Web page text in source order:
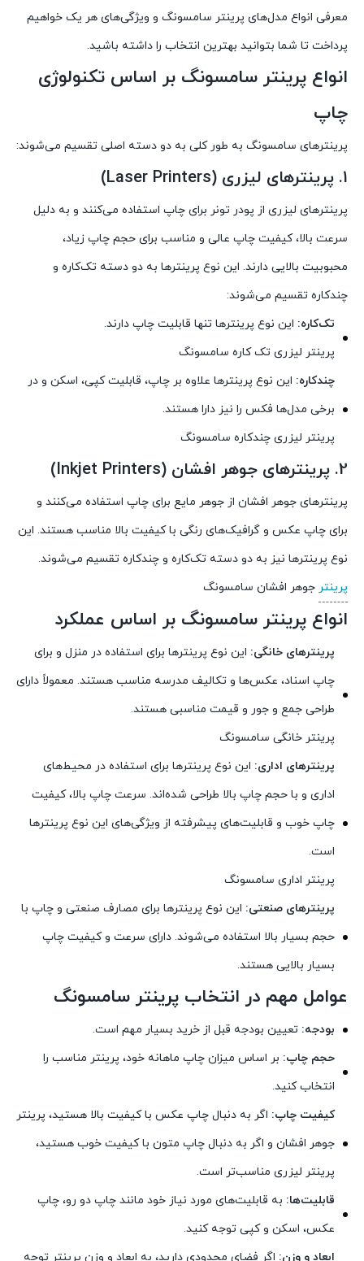
معرفی انواع مدل‌های پرینتر سامسونگ و ویژگی‌های هر یک خواهیم
پرداخت تا شما بتوانید بهترین انتخاب را داشته باشید.
انواع پرینتر سامسونگ بر اساس تکنولوژی
چاپ
پرینترهای سامسونگ به طور کلی به دو دسته اصلی تقسیم می‌شوند:
1. پرینترهای لیزری (Laser Printers)
پرینترهای لیزری از پودر تونر برای چاپ استفاده می‌کنند و به دلیل
سرعت بالا، کیفیت چاپ عالی و مناسب برای حجم چاپ زیاد،
محبوبیت بالایی دارند. این نوع پرینترها به دو دسته تک‌کاره و
چندکاره تقسیم می‌شوند:
تک‌کاره: این نوع پرینترها تنها قابلیت چاپ دارند.
پرینتر لیزری تک کاره سامسونگ
چندکاره: این نوع پرینترها علاوه بر چاپ، قابلیت کپی، اسکن و در
برخی مدل‌ها فکس را نیز دارا هستند.
پرینتر لیزری چندکاره سامسونگ
2. پرینترهای جوهر افشان (Inkjet Printers)
پرینترهای جوهر افشان از جوهر مایع برای چاپ استفاده می‌کنند و
برای چاپ عکس و گرافیک‌های رنگی با کیفیت بالا مناسب هستند. این
نوع پرینترها نیز به دو دسته تک‌کاره و چندکاره تقسیم می‌شوند.
پرینتر جوهر افشان سامسونگ
انواع پرینتر سامسونگ بر اساس عملکرد
پرینترهای خانگی: این نوع پرینترها برای استفاده در منزل و برای
چاپ اسناد، عکس‌ها و تکالیف مدرسه مناسب هستند. معمولاً دارای
طراحی جمع و جور و قیمت مناسبی هستند.
پرینتر خانگی سامسونگ
پرینترهای اداری: این نوع پرینترها برای استفاده در محیط‌های
اداری و با حجم چاپ بالا طراحی شده‌اند. سرعت چاپ بالا، کیفیت
چاپ خوب و قابلیت‌های پیشرفته از ویژگی‌های این نوع پرینترها
است.
پرینتر اداری سامسونگ
پرینترهای صنعتی: این نوع پرینترها برای مصارف صنعتی و چاپ با
حجم بسیار بالا استفاده می‌شوند. دارای سرعت و کیفیت چاپ
بسیار بالایی هستند.
عوامل مهم در انتخاب پرینتر سامسونگ
بودجه: تعیین بودجه قبل از خرید بسیار مهم است.
حجم چاپ: بر اساس میزان چاپ ماهانه خود، پرینتر مناسب را
انتخاب کنید.
کیفیت چاپ: اگر به دنبال چاپ عکس با کیفیت بالا هستید، پرینتر
جوهر افشان و اگر به دنبال چاپ متون با کیفیت خوب هستید،
پرینتر لیزری مناسب‌تر است.
قابلیت‌ها: به قابلیت‌های مورد نیاز خود مانند چاپ دو رو، چاپ
عکس، اسکن و کپی توجه کنید.
ابعاد و وزن: اگر فضای محدودی دارید، به ابعاد و وزن پرینتر توجه